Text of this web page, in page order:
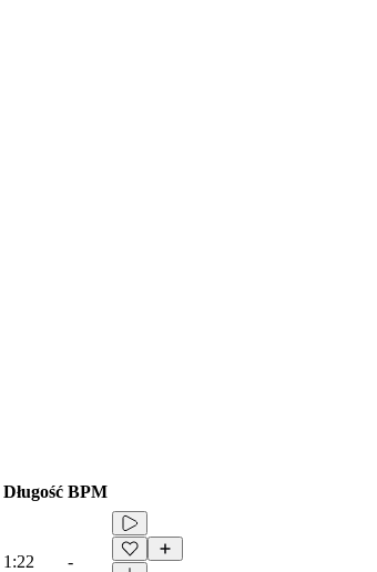
Długość BPM
1:22 -